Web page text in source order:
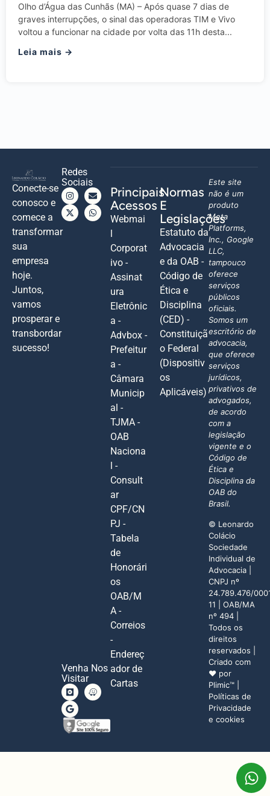
Olho d’Água das Cunhãs (MA) – Após quase 7 dias de
graves interrupções, o sinal das operadoras TIM e Vivo
voltou a funcionar na cidade por volta das 11h desta...
Leia mais →
Conecte-se
conosco e
comece a
transformar
sua
empresa
hoje.
Juntos,
vamos
prosperar e
transbordar
sucesso!
Redes
Sociais
Venha Nos
Visitar
Principais
Acessos
Webmai
l
Corporat
ivo -
Assinat
ura
Eletrônic
a -
Advbox -
Prefeitur
a -
Câmara
Municip
al -
TJMA -
OAB
Naciona
l -
Consult
ar
CPF/CN
PJ -
Tabela
de
Honorári
os
OAB/M
A -
Correios
-
Endereç
ador de
Cartas
Normas
E
Legislações
Estatuto da
Advocacia
e da OAB -
Código de
Ética e
Disciplina
(CED) -
Constituiçã
o Federal
(Dispositiv
os
Aplicáveis)
Este site
não é um
produto
Meta
Platforms,
Inc., Google
LLC,
tampouco
oferece
serviços
públicos
oficiais.
Somos um
escritório de
advocacia,
que oferece
serviços
jurídicos,
privativos de
advogados,
de acordo
com a
legislação
vigente e o
Código de
Ética e
Disciplina da
OAB do
Brasil.
© Leonardo
Colácio
Sociedade
Individual de
Advocacia |
CNPJ nº
24.789.476/
11 | OAB/MA
nº 494 |
Todos os
direitos
reservados |
Criado com
♥ por
Plimic™ |
Políticas de
Privacidade
e cookies